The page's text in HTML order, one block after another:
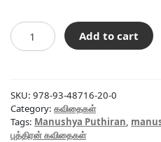
யமுனா
வாழ்ந்த
Add to cart
SKU: 978-93-48716-20-0
Category: கவிதைகள்
Tags: Manushya Puthiran,
புத்திரன் கவிதைகள்